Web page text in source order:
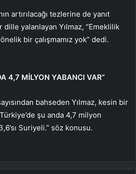
artırılacağı tezlerine de yanıt
yalanlayan Yılmaz, “Emeklilik
bir çalışmamız yok” dedi.
4,7 MİLYON YABANCI VAR”
bahseden Yılmaz, kesin bir
şu anda 4,7 milyon
Suriyeli.” söz konusu.